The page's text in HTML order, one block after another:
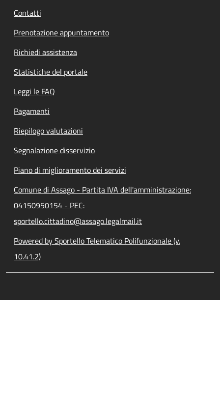
Contatti
Prenotazione appuntamento
Richiedi assistenza
Statistiche del portale
Leggi le FAQ
Pagamenti
Riepilogo valutazioni
Segnalazione disservizio
Piano di miglioramento dei servizi
Comune di Assago - Partita IVA dell'amministrazione:
04150950154 - PEC:
sportello.cittadino@assago.legalmail.it
Powered by Sportello Telematico Polifunzionale (v.
10.41.2)